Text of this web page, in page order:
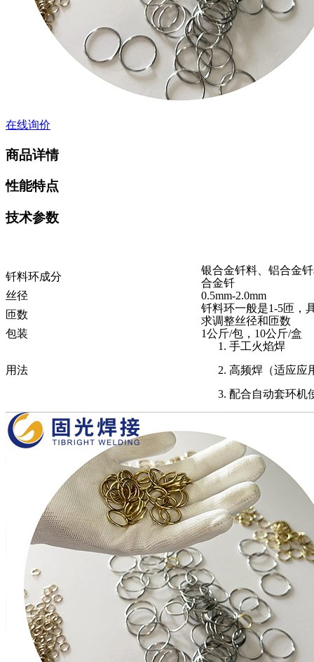
在线询价
商品详情
性能特点
技术参数
钎料环成分
银合金钎料、铝合金
合金钎
丝径
0.5mm-2.0mm
匝数
钎料环一般是1-5匝，
求调整丝径和匝数
包装
1公斤/包，10公斤/盒
用法
1. 手工火焰焊
2. 高频焊（适应应
3. 配合自动套环机